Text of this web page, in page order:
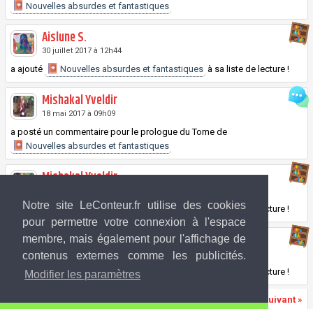
Notre site LeConteur.fr utilise des cookies
pour permettre votre connexion à l'espace
membre, mais également pour l'affichage de
contenus externes comme les publicités.
Modifier les paramètres
Nouvelles absurdes et fantastiques
Aislune S.
30 juillet 2017 à 12h44
a ajouté Nouvelles absurdes et fantastiques à sa liste de lecture !
Mishakal Yveldir
18 mai 2017 à 09h09
a posté un commentaire pour le prologue duTome de
Nouvelles absurdes et fantastiques
Mishakal Yveldir
a ajouté Nouvelles absurdes et fantastiques à sa liste de lecture !
Isabelle
11 mai 2017 à 20h56
a ajouté Nouvelles absurdes et fantastiques à sa liste de lecture !
Suivant »